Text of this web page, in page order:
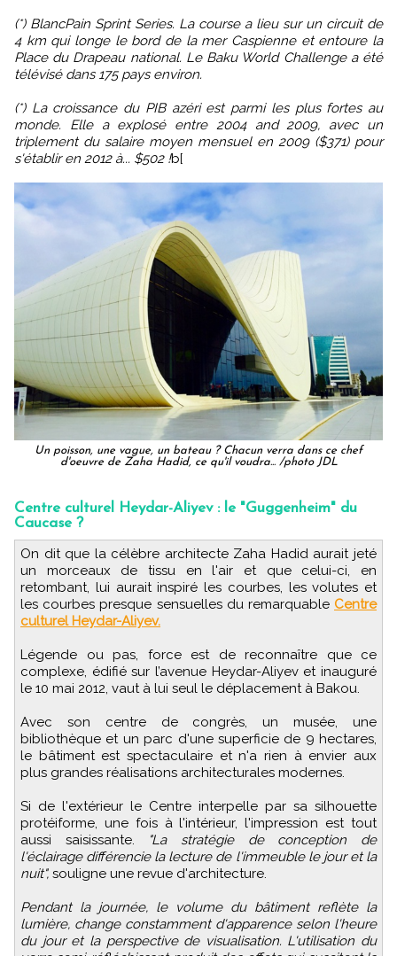
(*) BlancPain Sprint Series. La course a lieu sur un circuit de
4 km qui longe le bord de la mer Caspienne et entoure la
Place du Drapeau national. Le Baku World Challenge a été
télévisé dans 175 pays environ.
(*) La croissance du PIB azéri est parmi les plus fortes au
monde. Elle a explosé entre 2004 and 2009, avec un
triplement du salaire moyen mensuel en 2009 ($371) pour
s'établir en 2012 à... $502 !b[
Un poisson, une vague, un bateau ? Chacun verra dans ce chef
d'oeuvre de Zaha Hadid, ce qu'il voudra... /photo JDL
Centre culturel Heydar-Aliyev : le "Guggenheim" du
Caucase ?
On dit que la célèbre architecte Zaha Hadid aurait jeté
un morceaux de tissu en l'air et que celui-ci, en
retombant, lui aurait inspiré les courbes, les volutes et
les courbes presque sensuelles du remarquable Centre
culturel Heydar-Aliyev.
Légende ou pas, force est de reconnaître que ce
complexe, édifié sur l’avenue Heydar-Aliyev et inauguré
le 10 mai 2012, vaut à lui seul le déplacement à Bakou.
Avec son centre de congrès, un musée, une
bibliothèque et un parc d'une superficie de 9 hectares,
le bâtiment est spectaculaire et n'a rien à envier aux
plus grandes réalisations architecturales modernes.
Si de l'extérieur le Centre interpelle par sa silhouette
protéiforme, une fois à l'intérieur, l'impression est tout
aussi saisissante.
"La stratégie de conception de
l'éclairage différencie la lecture de l'immeuble le jour et la
nuit", souligne une revue d'architecture.
Pendant la journée, le volume du bâtiment reflète la
lumière, change constamment d'apparence selon l'heure
du jour et la perspective de visualisation. L'utilisation du